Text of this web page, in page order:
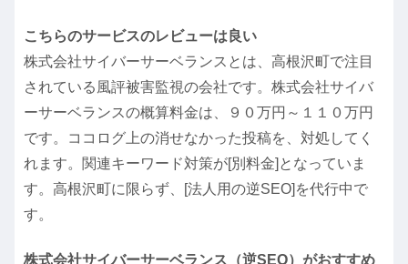
こちらのサービスのレビューは良い
株式会社サイバーサーベランスとは、高根沢町で注目
されている風評被害監視の会社です。株式会社サイバ
ーサーベランスの概算料金は、９０万円～１１０万円
です。ココログ上の消せなかった投稿を、対処してく
れます。関連キーワード対策が[別料金]となっていま
す。高根沢町に限らず、[法人用の逆SEO]を代行中で
す。
株式会社サイバーサーベランス（逆SEO）がおすすめ